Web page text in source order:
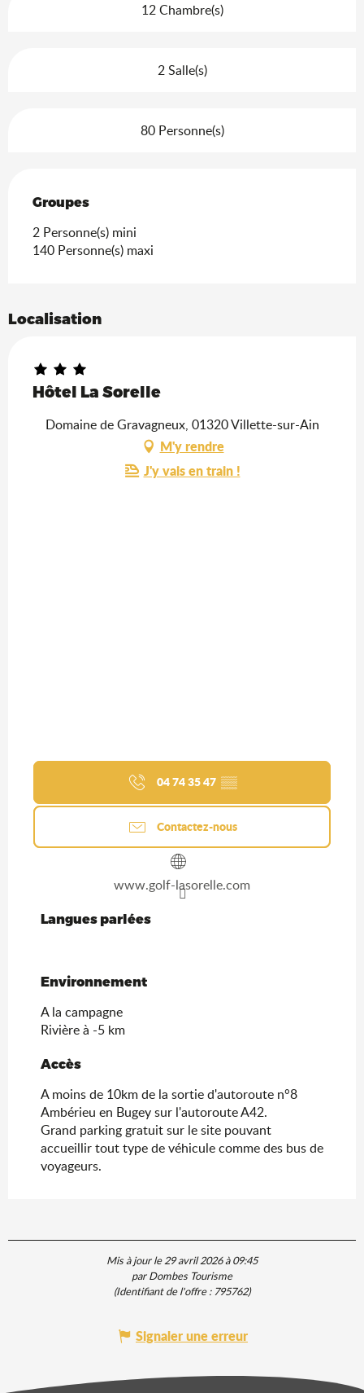
12 Chambre(s)
2 Salle(s)
80 Personne(s)
Groupes
Groupes
2 Personne(s) mini
140 Personne(s) maxi
Localisation
Hôtel La Sorelle
Domaine de Gravagneux, 01320 Villette-sur-Ain
M'y rendre
J'y vais en train !
04 74 35 47 ▒▒
Contactez-nous
www.golf-lasorelle.com
Langues parlées
Langues parlées
Environnement
Environnement
A la campagne
Rivière à -5 km
Accès
Accès
A moins de 10km de la sortie d'autoroute n°8
Ambérieu en Bugey sur l'autoroute A42.
Grand parking gratuit sur le site pouvant
accueillir tout type de véhicule comme des bus de
voyageurs.
Mis à jour le 29 avril 2026 à 09:45
par Dombes Tourisme
(Identifiant de l'offre :795762)
Signaler une erreur